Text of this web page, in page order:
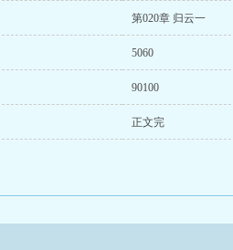
第020章 归云一
5060
90100
正文完